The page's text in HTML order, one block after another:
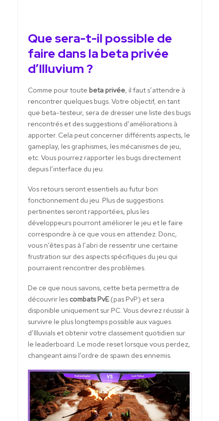
Que sera-t-il possible de
faire dans la beta privée
d’Illuvium ?
Comme pour toute beta privée, il faut s’attendre à
rencontrer quelques bugs. Votre objectif, en tant
que beta-testeur, sera de dresser une liste des bugs
rencontrés et des suggestions d’améliorations à
apporter. Cela peut concerner différents aspects, le
gameplay, les graphismes, les mécanismes de jeu,
etc. Vous pourrez rapporter les bugs directement
depuis l’interface du jeu.
Vos retours seront essentiels au futur bon
fonctionnement du jeu. Plus de suggestions
pertinentes seront rapportées, plus les
développeurs pourront améliorer le jeu et le faire
correspondre à ce que vous en attendez. Donc,
vous n’êtes pas à l’abri de ressentir une certaine
frustration sur des aspects spécifiques du jeu qui
pourraient rencontrer des problèmes.
De ce que nous savons, cette beta permettra de
découvrir les combats PvE(pas PvP) et sera
disponible uniquement sur PC. Vous devrez réussir à
survivre le plus longtemps possible aux vagues
d’Illuvials et obtenir votre classement quotidien sur
le leaderboard. Le mode reset lorsque vous perdez,
changeant ainsi l’ordre de spawn des ennemis.